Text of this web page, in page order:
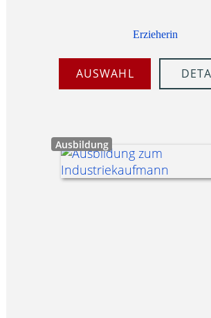
Erzieherin
AUSWAHL
Ausbildung